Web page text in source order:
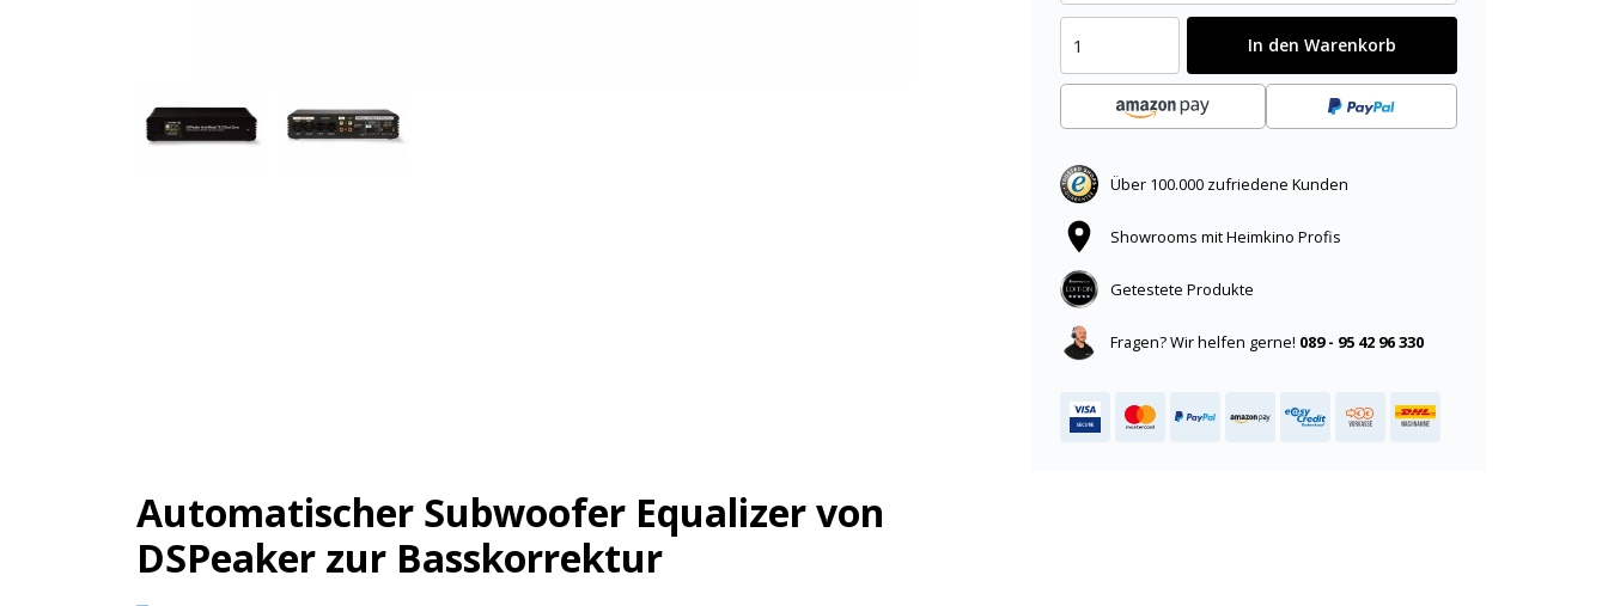
In den Warenkorb
Über 100.000 zufriedene Kunden
Showrooms mit Heimkino Profis
Getestete Produkte
Fragen? Wir helfen gerne! 089 - 95 42 96 330
Automatischer Subwoofer Equalizer von
DSPeaker zur Basskorrektur